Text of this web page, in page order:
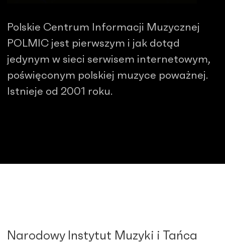
Polskie Centrum Informacji Muzycznej
POLMIC jest pierwszym i jak dotąd
jedynym w sieci serwisem internetowym,
poświęconym polskiej muzyce poważnej.
Istnieje od 2001 roku.
Narodowy Instytut Muzyki i Tańca